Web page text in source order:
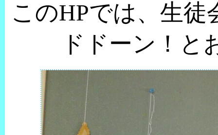
このHPでは、生
ドドーン！と